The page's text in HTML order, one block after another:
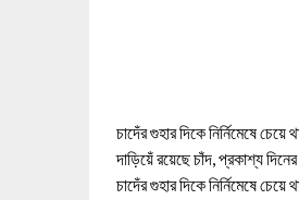
চাদেঁর গুহার দিকে নির্নিমেষে
দাড়িয়েঁ রয়েছে চাঁদ, প্রকাশ্য দিনের
চাদেঁর গুহার দিকে নির্নিমেষে